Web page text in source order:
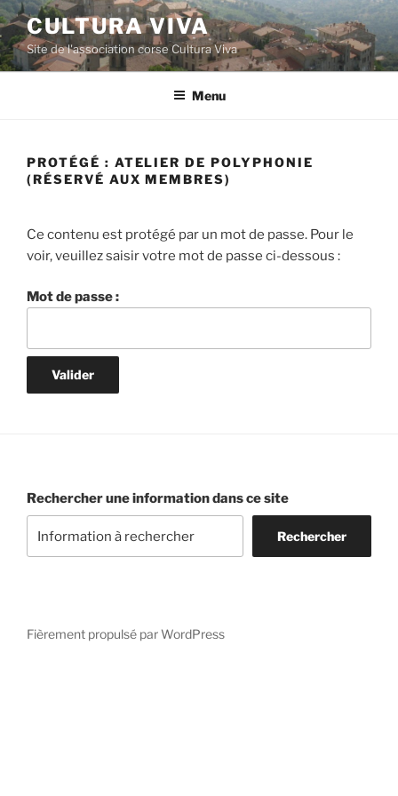
Aller
au
contenu
principal
CULTURA VIVA
Site de l'association corse Cultura Viva
Menu
PROTÉGÉ : ATELIER DE POLYPHONIE
(RÉSERVÉ AUX MEMBRES)
Ce contenu est protégé par un mot de passe. Pour le
voir, veuillez saisir votre mot de passe ci-dessous :
Mot de passe :
Rechercher une information dans ce site
Rechercher
Fièrement propulsé par WordPress